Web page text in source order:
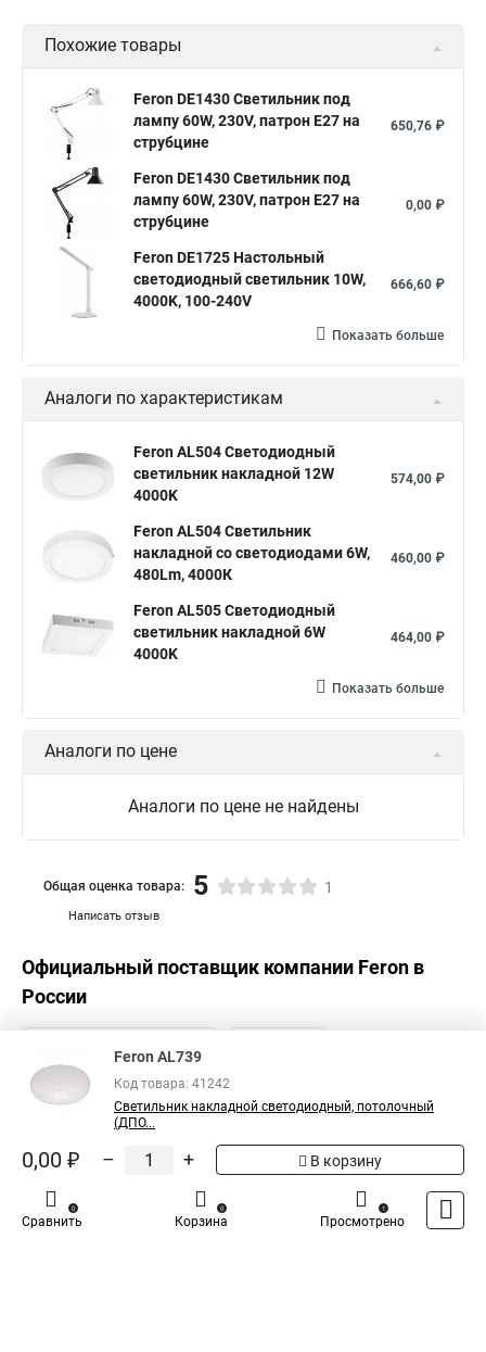
Похожие товары
Feron DE1430 Светильник под
лампу 60W, 230V, патрон E27 на
струбцине
650,76 ₽
Feron DE1430 Светильник под
лампу 60W, 230V, патрон E27 на
струбцине
0,00 ₽
Feron DE1725 Настольный
светодиодный светильник 10W,
4000K, 100-240V
666,60 ₽
Показать больше
Аналоги по характеристикам
Feron AL504 Светодиодный
светильник накладной 12W
4000K
574,00 ₽
Feron AL504 Светильник
накладной со светодиодами 6W,
480Lm, 4000К
460,00 ₽
Feron AL505 Светодиодный
светильник накладной 6W
4000K
464,00 ₽
Показать больше
Аналоги по цене
Аналоги по цене не найдены
Написать отзыв
Общая оценка товара: 5 1
Официальный поставщик компании Feron в
России
Feron AL739
Код товара: 41242
Светильник накладной светодиодный, потолочный
(ДПО...
0,00 ₽ – + В корзину
Сравнить
0
Корзина
0
Просмотрено
1